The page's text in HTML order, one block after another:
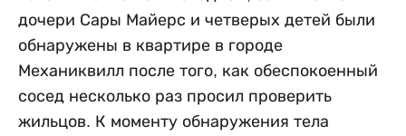
дочери Сары Майерс и четверых детей были
обнаружены в квартире в городе
Механиквилл после того, как обеспокоенный
сосед несколько раз просил проверить
жильцов. К моменту обнаружения тела